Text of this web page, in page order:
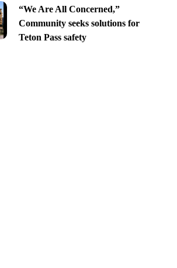
“We Are All Concerned,”
Community seeks solutions for
Teton Pass safety